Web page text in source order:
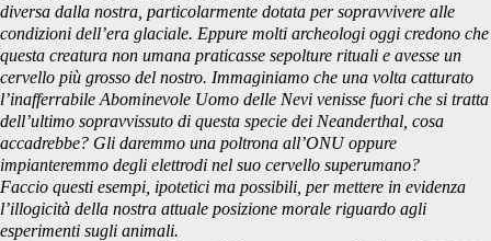
diversa dalla nostra, particolarmente dotata per sopravvivere alle
condizioni dell’era glaciale. Eppure molti archeologi oggi credono che
questa creatura non umana praticasse sepolture rituali e avesse un
cervello più grosso del nostro. Immaginiamo che una volta catturato
l’inafferrabile Abominevole Uomo delle Nevi venisse fuori che si tratta
dell’ultimo sopravvissuto di questa specie dei Neanderthal, cosa
accadrebbe? Gli daremmo una poltrona all’ONU oppure
impianteremmo degli elettrodi nel suo cervello superumano?
Faccio questi esempi, ipotetici ma possibili, per mettere in evidenza
l’illogicità della nostra attuale posizione morale riguardo agli
esperimenti sugli animali.